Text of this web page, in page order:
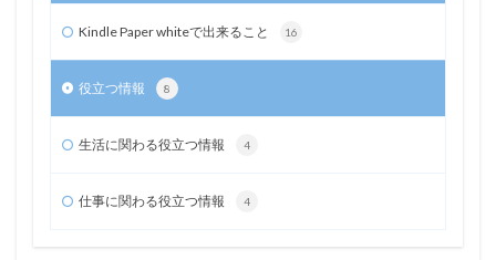
Kindle Paper whiteで出来ること 16
役立つ情報 8
生活に関わる役立つ情報 4
仕事に関わる役立つ情報 4